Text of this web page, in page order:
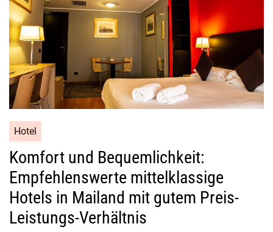
Hotel
Komfort und Bequemlichkeit:
Empfehlenswerte mittelklassige
Hotels in Mailand mit gutem Preis-
Leistungs-Verhältnis